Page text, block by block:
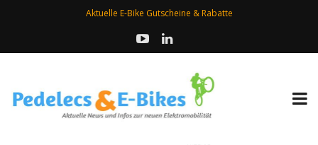
Aktuelle E-Bike Gutscheine & Rabatte